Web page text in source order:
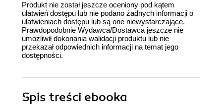
Produkt nie został jeszcze oceniony pod kątem
ułatwień dostępu lub nie podano żadnych informacji o
ułatwieniach dostępu lub są one niewystarczające.
Prawdopodobnie Wydawca/Dostawca jeszcze nie
umożliwił dokonania walidacji produktu lub nie
przekazał odpowiednich informacji na temat jego
dostępności.
Spis treści ebooka